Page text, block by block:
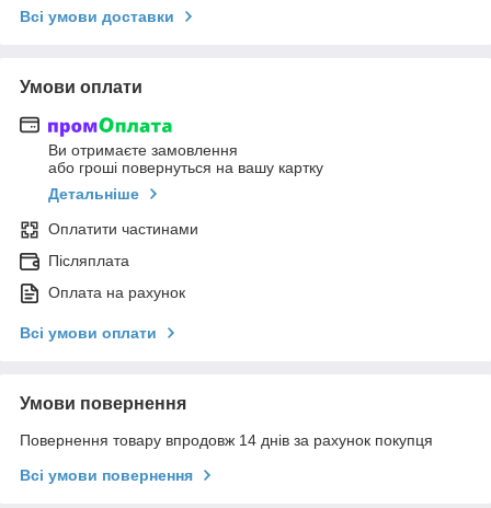
Всі умови доставки
Умови оплати
Ви отримаєте замовлення
або гроші повернуться на вашу картку
Детальніше
Оплатити частинами
Післяплата
Оплата на рахунок
Всі умови оплати
Умови повернення
Повернення товару впродовж 14 днів за рахунок покупця
Всі умови повернення